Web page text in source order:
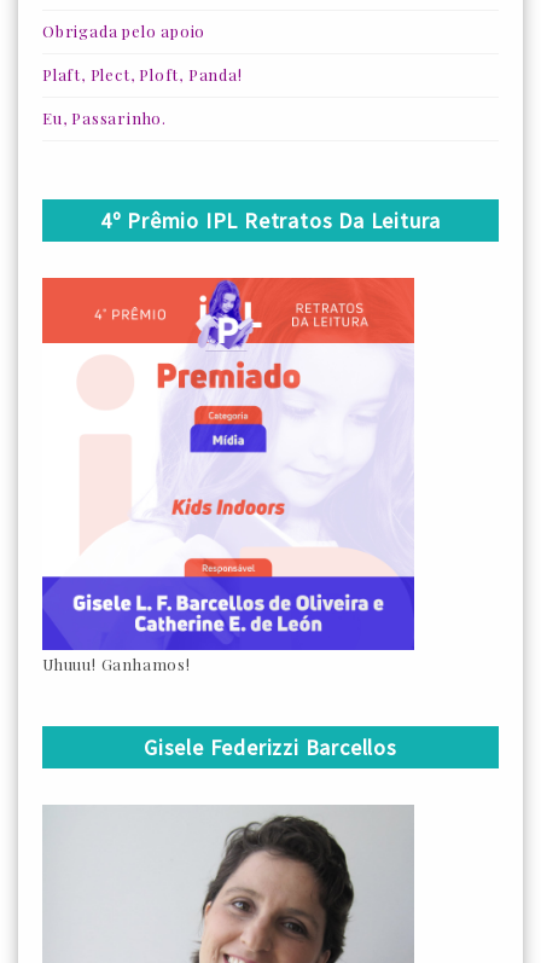
Obrigada pelo apoio
Plaft, Plect, Ploft, Panda!
Eu, Passarinho.
4º Prêmio IPL Retratos Da Leitura
Uhuuu! Ganhamos!
Gisele Federizzi Barcellos